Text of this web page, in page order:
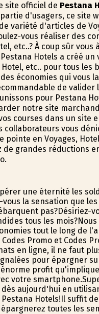
site officiel de Pestana
d'usagers, ce site
variété d'articles de
vous réaliser des
etc..? À coup sûr vous
Hotels a créé un
Hotel, etc.. pour tous les
économies qui vous
de valider
pour Pestana
notre site
courses dans un site
collaborateurs vous
pointe en Voyages,
de grandes réductions
une éternité les
vous la sensation que
pas?Désiriez-
tous les
tout le long de
Promo et Codes
en ligne, il ne faut
pour épargner
profit
votre
dès aujourd'hui en
Pestana Hotels!Il suffit
toutes les